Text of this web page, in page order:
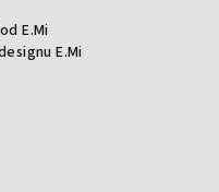
E.Mi
E.Mi